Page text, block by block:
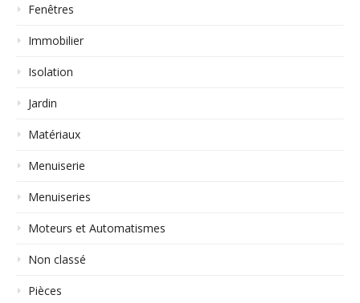
Fenêtres
Immobilier
Isolation
Jardin
Matériaux
Menuiserie
Menuiseries
Moteurs et Automatismes
Non classé
Pièces